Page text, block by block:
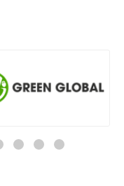
12/10/2018 –